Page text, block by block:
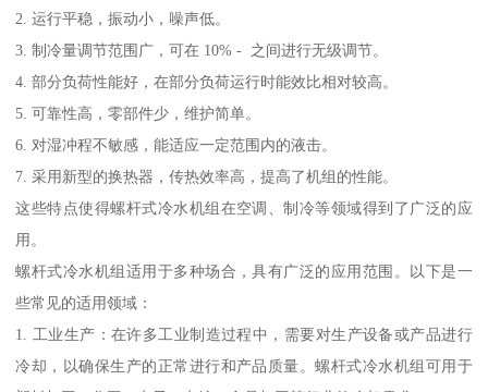
2. 运行平稳，振动小，噪声低。
3. 制冷量调节范围广，可在 10% - 之间进行无级调节。
4. 部分负荷性能好，在部分负荷运行时能效比相对较高。
5. 可靠性高，零部件少，维护简单。
6. 对湿冲程不敏感，能适应一定范围内的液击。
7. 采用新型的换热器，传热效率高，提高了机组的性能。
这些特点使得螺杆式冷水机组在空调、制冷等领域得到了广泛的应
用。
螺杆式冷水机组适用于多种场合，具有广泛的应用范围。以下是一
些常见的适用领域：
1. 工业生产：在许多工业制造过程中，需要对生产设备或产品进行
冷却，以确保生产的正常进行和产品质量。螺杆式冷水机组可用于